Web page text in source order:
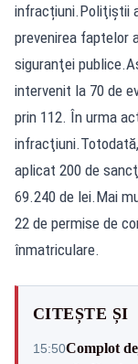
infracțiuni.Poliţiştii
prevenirea faptelor
siguranţei
intervenit la 70 de
prin 112. În urma
aplicat 200 de
69.240 de lei.Mai
22 de permise de
înmatriculare.
CITEȘTE ȘI
15:50Complot